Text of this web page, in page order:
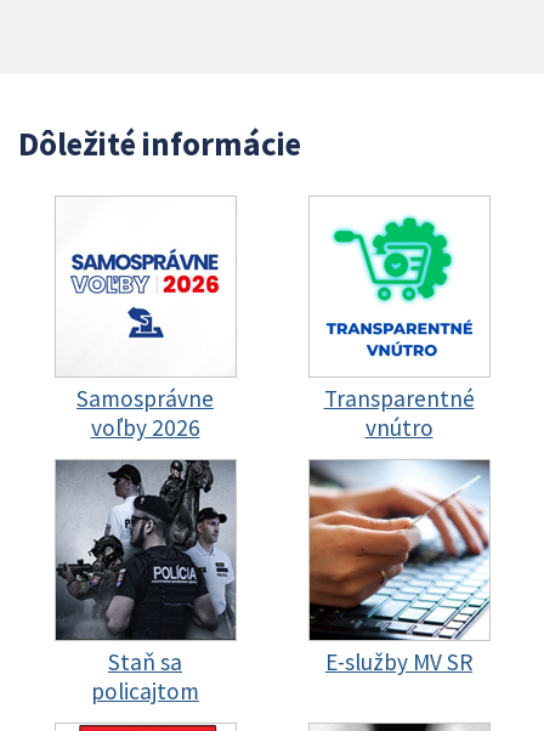
Dôležité informácie
Samosprávne
voľby 2026
Transparentné
vnútro
Staň sa
policajtom
E-služby MV SR